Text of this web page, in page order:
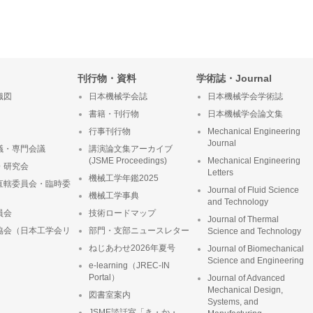
図
・専門会議
研究会
轄委員会・臨時委
会
会（日本工学会リ
刊行物・資料
日本機械学会誌
書籍・刊行物
行事刊行物
講演論文集アーカイブ
(JSME Proceedings)
機械工学年鑑2025
機械工学事典
技術ロードマップ
部門・支部ニュースレター
ねじあわせ2026年夏号
e-learning（JREC-IN
Portal）
図書室案内
学術誌・Journal
日本機械学会学術誌
日本機械学会論文集
Mechanical Engineering
Journal
Mechanical Engineering
Letters
Journal of Fluid Science
and Technology
Journal of Thermal
Science and Technology
Journal of Biomechanical
Science and Engineering
Journal of Advanced
Mechanical Design,
Systems, and